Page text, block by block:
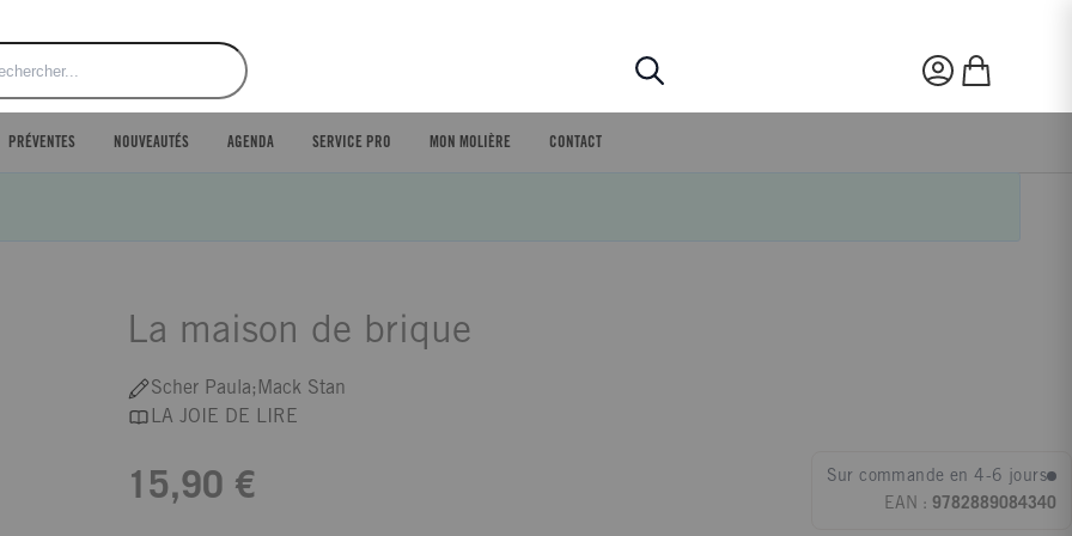
Rechercher
Mon compte
Mon panier
PRÉVENTES NOUVEAUTÉS AGENDA SERVICE PRO MON MOLIÈRE CONTACT
La maison de brique
Scher Paula;Mack Stan
LA JOIE DE LIRE
15,90 €
Sur commande en 4-6 jours
EAN : 9782889084340